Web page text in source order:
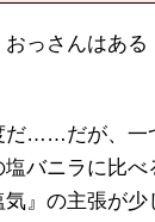
っさんはある
だ……だが、一
バニラに比べ
』の主張が少